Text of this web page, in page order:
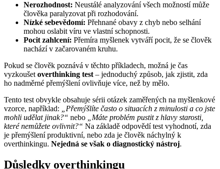
Nerozhodnost: Neustálé analyzování všech možností může
člověka paralyzovat při rozhodování.
Nízké sebevědomí: Přehnané obavy z chyb nebo selhání
mohou oslabit víru ve vlastní schopnosti.
Pocit zahlcení: Přemíra myšlenek vytváří pocit, že se člověk
nachází v začarovaném kruhu.
Pokud se člověk poznává v těchto příkladech, možná je čas
vyzkoušet overthinking test – jednoduchý způsob, jak zjistit, zda
ho nadměrné přemýšlení ovlivňuje více, než by mělo.
Tento test obvykle obsahuje sérii otázek zaměřených na myšlenkové
vzorce, například:
„Přemýšlíte často o situacích z minulosti a co jste
mohli udělat jinak?“ nebo
„Máte problém pustit z hlavy starosti,
které nemůžete ovlivnit?“ Na základě odpovědí test vyhodnotí, zda
je přemýšlení produktivní, nebo zda je člověk náchylný k
overthinkingu. Nejedná se však o diagnostický nástroj.
Důsledky overthinkingu